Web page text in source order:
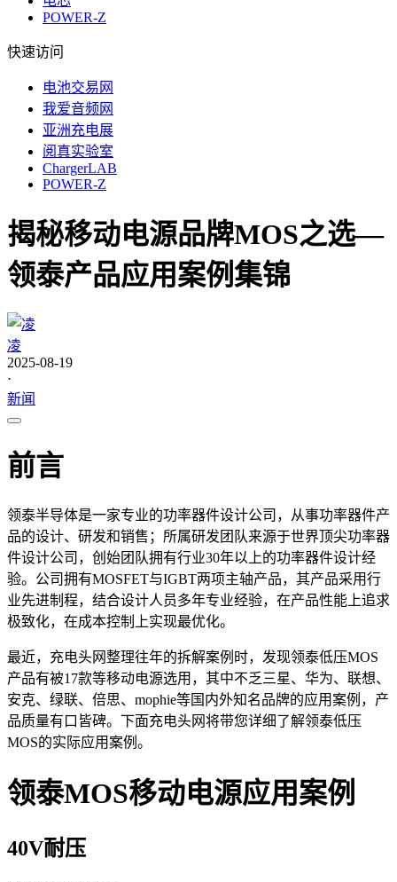
POWER-Z
快速访问
电池交易网
我爱音频网
亚洲充电展
阅真实验室
ChargerLAB
POWER-Z
揭秘移动电源品牌MOS之选—
领泰产品应用案例集锦
凌
2025-08-19
·
新闻
前言
领泰半导体是一家专业的功率器件设计公司，从事功率器件产
品的设计、研发和销售；所属研发团队来源于世界顶尖功率器
件设计公司，创始团队拥有行业30年以上的功率器件设计经
验。公司拥有MOSFET与IGBT两项主轴产品，其产品采用行
业先进制程，结合设计人员多年专业经验，在产品性能上追求
极致化，在成本控制上实现最优化。
最近，充电头网整理往年的拆解案例时，发现领泰低压MOS
产品有被17款等移动电源选用，其中不乏三星、华为、联想、
安克、绿联、倍思、mophie等国内外知名品牌的应用案例，产
品质量有口皆碑。下面充电头网将带您详细了解领泰低压
MOS的实际应用案例。
领泰MOS移动电源应用案例
40V耐压